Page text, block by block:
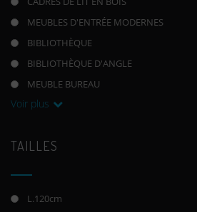
MEUBLES D'ENTRÉE MODERNES
BIBLIOTHÈQUE
BIBLIOTHÈQUE D'ANGLE
MEUBLE BUREAU
Voir plus
TAILLES
L.120cm